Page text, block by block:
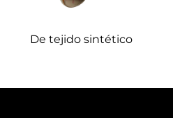
De tejido sintético